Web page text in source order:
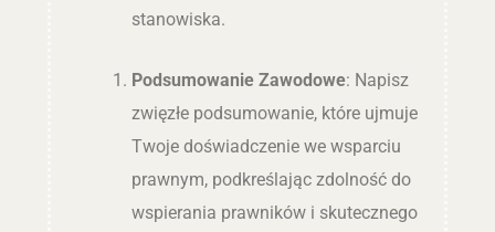
stanowiska.
Podsumowanie Zawodowe: Napisz
zwięzłe podsumowanie, które ujmuje
Twoje doświadczenie we wsparciu
prawnym, podkreślając zdolność do
wspierania prawników i skutecznego